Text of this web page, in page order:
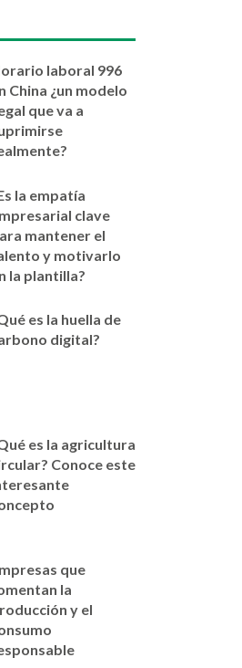
laboral 996
China ¿un modelo
que va a
la empatía
clave
mantener el
y motivarlo
la plantilla?
es la huella de
digital?
es la agricultura
Conoce este
que
la
y el